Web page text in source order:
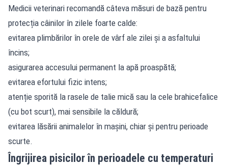
Medicii veterinari recomandă câteva măsuri de bază pentru
protecția câinilor în zilele foarte calde:
evitarea plimbărilor în orele de vârf ale zilei și a asfaltului
încins;
asigurarea accesului permanent la apă proaspătă;
evitarea efortului fizic intens;
atenție sporită la rasele de talie mică sau la cele brahicefalice
(cu bot scurt), mai sensibile la căldură;
evitarea lăsării animalelor în mașini, chiar și pentru perioade
scurte.
Îngrijirea pisicilor în perioadele cu temperaturi